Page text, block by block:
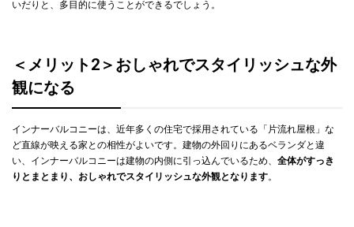
いだりと、多目的に使うことができるでしょう。
＜メリット2＞おしゃれでスタイリッシュな外
観になる
インナーバルコニーは、近年多くの住宅で採用されている「片流れ屋根」な
ど直線が映える家との相性がよいです。建物の外回りにあるベランダと違
い、インナーバルコニーは建物の内側に引っ込んでいるため、 全体がすっき
りとまとまり、おしゃれでスタイリッシュな外観となります。